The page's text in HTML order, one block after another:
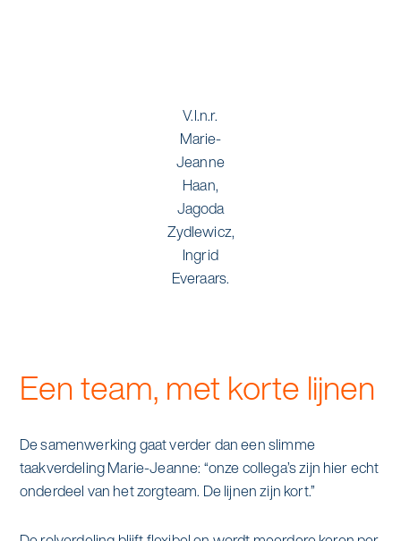
V.l.n.r.
Marie-
Jeanne
Haan,
Jagoda
Zydlewicz,
Ingrid
Everaars.
Een team, met korte lijnen
De samenwerking gaat verder dan een slimme
taakverdeling Marie-Jeanne: “onze collega’s zijn hier echt
onderdeel van het zorgteam. De lijnen zijn kort.”